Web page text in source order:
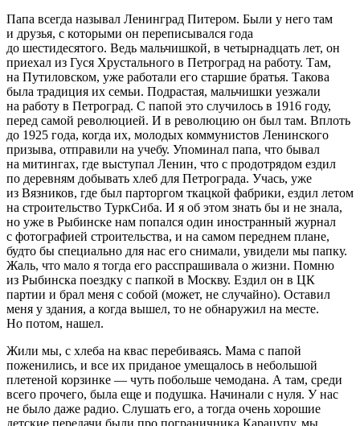
Папа всегда называл Ленинград Питером. Были у него там
и друзья, с которыми он переписывался года
до шестидесятого. Ведь мальчишкой, в четырнадцать лет, он
приехал из Гуся Хрустального в Петроград на работу. Там,
на Путиловском, уже работали его старшие братья. Такова
была традиция их семьи. Подрастая, мальчишки уезжали
на работу в Петроград. С папой это случилось в 1916 году,
перед самой революцией. И в революцию он был там. Вплоть
до 1925 года, когда их, молодых коммунистов Ленинского
призыва, отправили на учебу. Упоминал папа, что бывал
на митингах, где выступал Ленин, что с продотрядом ездил
по деревням добывать хлеб для Петрограда. Учась, уже
из Вязников, где был парторгом ткацкой фабрики, ездил летом
на строительство ТуркСиба. И я об этом знать бы и не знала,
но уже в Рыбинске нам попался один иностранный журнал
с фотографией строительства, и на самом переднем плане,
будто бы специально для нас его снимали, увидели мы папку.
Жаль, что мало я тогда его расспрашивала о жизни. Помню
из Рыбинска поездку с папкой в Москву. Ездил он в ЦК
партии и брал меня с собой (может, не случайно). Оставил
меня у здания, а когда вышел, то не обнаружил на месте.
Но потом, нашел.
Жили мы, с хлеба на квас перебиваясь. Мама с папой
поженились, и все их приданое умещалось в небольшой
плетеной корзинке — чуть побольше чемодана. А там, среди
всего прочего, была еще и подушка. Начинали с нуля. У нас
не было даже радио. Слушать его, а тогда очень хорошие